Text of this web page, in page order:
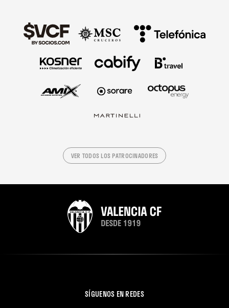
VER TODOS LOS PATROCINADORES
SÍGUENOS EN REDES